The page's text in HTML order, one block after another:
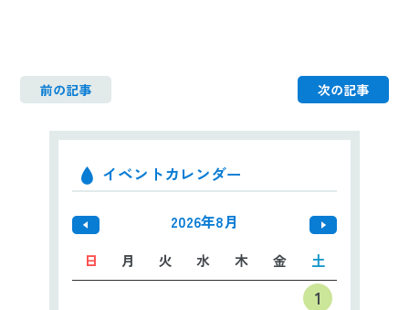
前の記事 次の記事
イベントカレンダー
2026年8月
日 月 火 水 木 金 土
1